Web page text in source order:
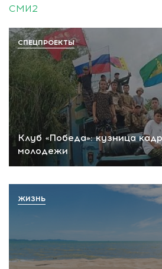
СМИ2
Клуб «Победа»: кузница
молодежи
СПЕЦПРОЕКТЫ
ЖИЗНЬ